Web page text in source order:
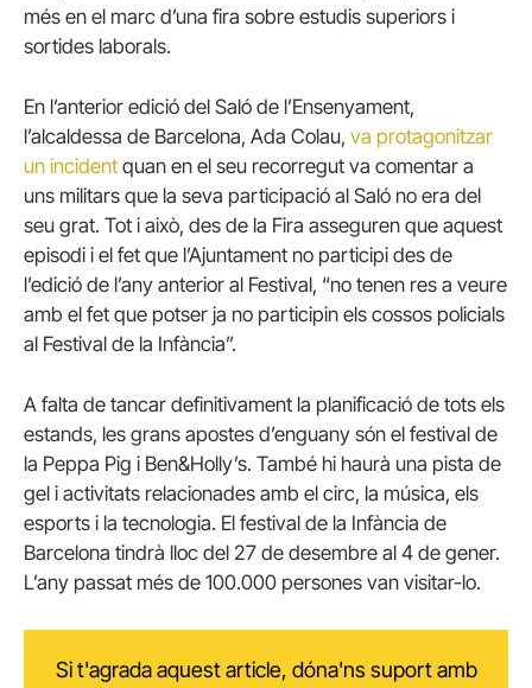
més en el marc d’una fira sobre estudis superiors i
sortides laborals.
En l’anterior edició del Saló de l’Ensenyament,
l’alcaldessa de Barcelona, Ada Colau, va protagonitzar
un incident quan en el seu recorregut va comentar a
uns militars que la seva participació al Saló no era del
seu grat. Tot i això, des de la Fira asseguren que aquest
episodi i el fet que l’Ajuntament no participi des de
l’edició de l’any anterior al Festival, “no tenen res a veure
amb el fet que potser ja no participin els cossos policials
al Festival de la Infància”.
A falta de tancar definitivament la planificació de tots els
estands, les grans apostes d’enguany són el festival de
la Peppa Pig i Ben&Holly’s. També hi haurà una pista de
gel i activitats relacionades amb el circ, la música, els
esports i la tecnologia. El festival de la Infància de
Barcelona tindrà lloc del 27 de desembre al 4 de gener.
L’any passat més de 100.000 persones van visitar-lo.
Si t'agrada aquest article, dóna'ns suport amb